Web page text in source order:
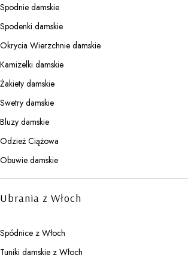
Spodnie damskie
Spodenki damskie
Okrycia Wierzchnie damskie
Kamizelki damskie
Żakiety damskie
Swetry damskie
Bluzy damskie
Odzież Ciążowa
Obuwie damskie
Ubrania z Włoch
Spódnice z Włoch
Tuniki damskie z Włoch